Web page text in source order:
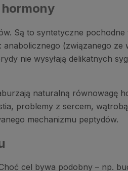
Są to syntetyczne
(związanego
nie wysyłają delikatnych
naturalną
problemy z sercem,
mechanizmu peptydów.
cel bywa podobny – np.